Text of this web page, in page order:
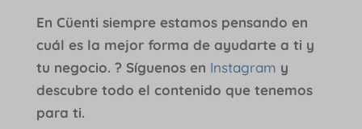
En Cüenti siempre estamos pensando en
cuál es la mejor forma de ayudarte a ti y
tu negocio. ? Síguenos en Instagram y
descubre todo el contenido que tenemos
para ti.